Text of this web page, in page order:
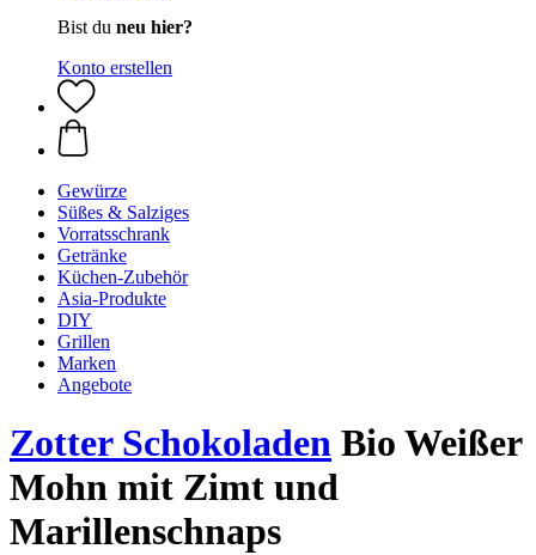
Bist du neu hier?
Konto erstellen
Gewürze
Süßes & Salziges
Vorratsschrank
Getränke
Küchen-Zubehör
Asia-Produkte
DIY
Grillen
Marken
Angebote
Zotter Schokoladen Bio Weißer
Mohn mit Zimt und
Marillenschnaps